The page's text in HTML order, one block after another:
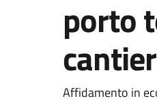
porto
Dettaglio del
Affidamento in